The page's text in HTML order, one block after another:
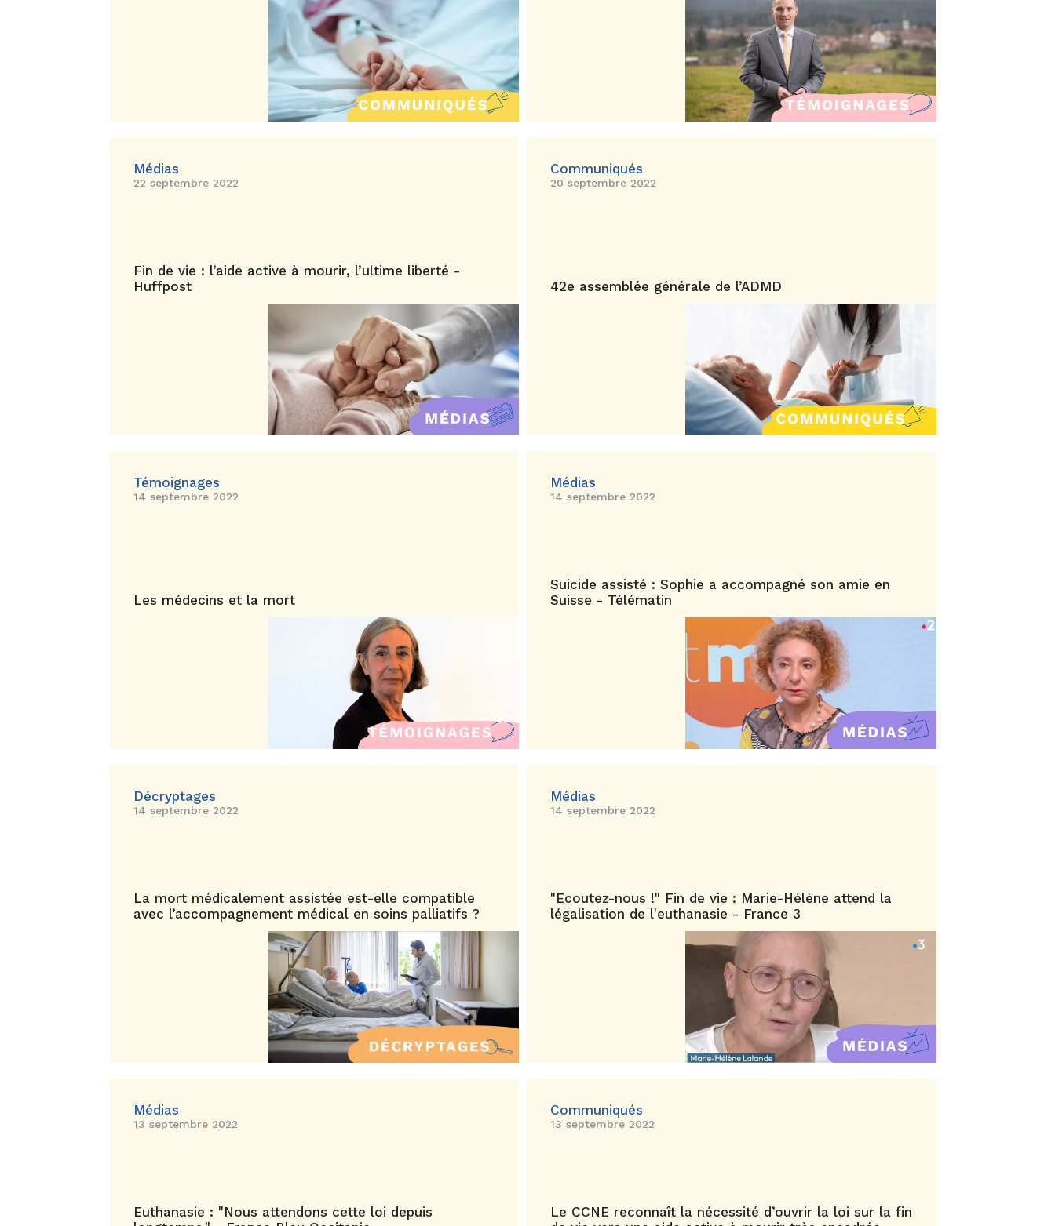
Médias
22 septembre 2022
Fin de vie : l’aide active à mourir, l’ultime liberté -
Huffpost
Communiqués
20 septembre 2022
42e assemblée générale de l’ADMD
Témoignages
14 septembre 2022
Les médecins et la mort
Médias
14 septembre 2022
Suicide assisté : Sophie a accompagné son amie en
Suisse - Télématin
Décryptages
14 septembre 2022
La mort médicalement assistée est-elle compatible
avec l’accompagnement médical en soins palliatifs ?
Médias
14 septembre 2022
"Ecoutez-nous !" Fin de vie : Marie-Hélène attend la
légalisation de l'euthanasie - France 3
Médias
13 septembre 2022
Euthanasie : "Nous attendons cette loi depuis
Communiqués
13 septembre 2022
Le CCNE reconnaît la nécessité d’ouvrir la loi sur la fin